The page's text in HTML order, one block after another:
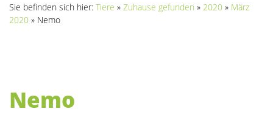
Sie befinden sich hier: Tiere » Zuhause gefunden » 2020 » März
2020 » Nemo
Nemo